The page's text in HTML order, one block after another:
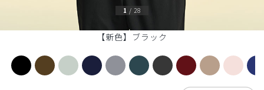
【新色】ブラック
1 / 28